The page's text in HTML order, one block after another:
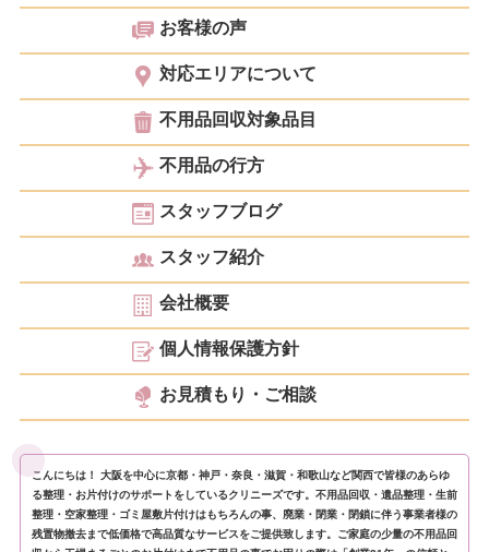
お客様の声
対応エリアについて
不用品回収対象品目
不用品の行方
スタッフブログ
スタッフ紹介
会社概要
個人情報保護方針
お見積もり・ご相談
こんにちは！ 大阪を中心に京都・神戸・奈良・滋賀・和歌山など関西で皆様のあらゆ
る整理・お片付けのサポートをしているクリニーズです。不用品回収・遺品整理・生前
整理・空家整理・ゴミ屋敷片付けはもちろんの事、廃業・閉業・閉鎖に伴う事業者様の
残置物撤去まで低価格で高品質なサービスをご提供致します。ご家庭の少量の不用品回